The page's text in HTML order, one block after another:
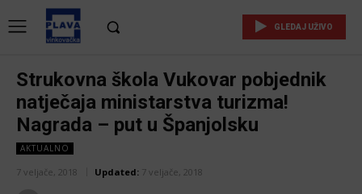
GLEDAJ UŽIVO
Strukovna škola Vukovar pobjednik
natječaja ministarstva turizma!
Nagrada – put u Španjolsku
AKTUALNO
7 veljače, 2018 Updated: 7 veljače, 2018